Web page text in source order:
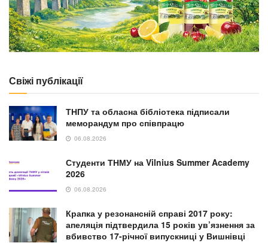
Свіжі публікації
ТНПУ та обласна бібліотека підписали
меморандум про співпрацю
06.08.2026
Студенти ТНМУ на Vilnius Summer Academy
2026
06.08.2026
Крапка у резонансній справі 2017 року:
апеляція підтвердила 15 років ув’язнення за
вбивство 17-річної випускниці у Вишнівці